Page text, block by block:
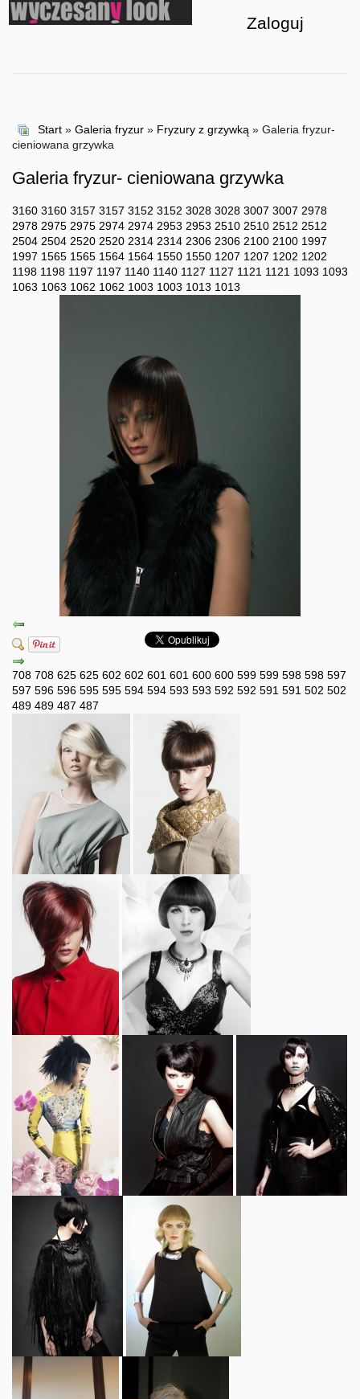
Start» Galeria fryzur» Fryzury z grzywką » Galeria fryzur-
cieniowana grzywka
Galeria fryzur- cieniowana grzywka
3160 3160 3157 3157 3152 3152 3028 3028 3007 3007 2978
2978 2975 2975 2974 2974 2953 2953 2510 2510 2512 2512
2504 2504 2520 2520 2314 2314 2306 2306 2100 2100 1997
1997 1565 1565 1564 1564 1550 1550 1207 1207 1202 1202
1198 1198 1197 1197 1140 1140 1127 1127 1121 1121 1093 1093
1063 1063 1062 1062 1003 1003 1013 1013
708 708 625 625 602 602 601 601 600 600 599 599 598 598 597
597 596 596 595 595 594 594 593 593 592 592 591 591 502 502
489 489 487 487
Zaloguj